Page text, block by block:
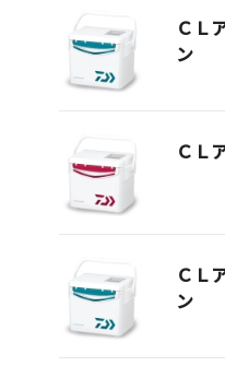
ＣＬ
ン
ＣＬ
ＣＬ
ン